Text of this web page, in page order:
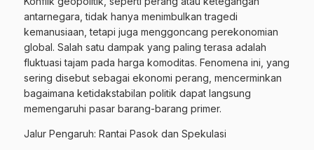
antarnegara, tidak hanya menimbulkan tragedi
kemanusiaan, tetapi juga menggoncang perekonomian
global. Salah satu dampak yang paling terasa adalah
fluktuasi tajam pada harga komoditas. Fenomena ini, yang
sering disebut sebagai ekonomi perang, mencerminkan
bagaimana ketidakstabilan politik dapat langsung
memengaruhi pasar barang-barang primer.
Jalur Pengaruh: Rantai Pasok dan Spekulasi